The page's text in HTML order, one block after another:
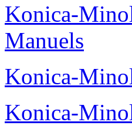
Konica-
Manuels
Konica-
Konica-